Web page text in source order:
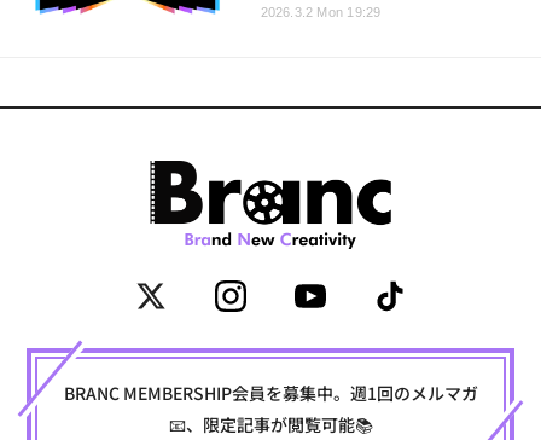
2026.3.2 Mon 19:29
BRANC MEMBERSHIP会員を募集中。週1回のメルマガ
📧、限定記事が閲覧可能📚